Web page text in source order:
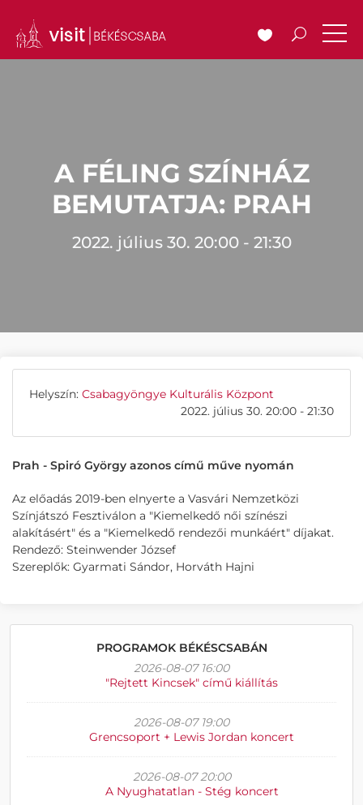
A FÉLING SZÍNHÁZ
BEMUTATJA: PRAH
2022. július 30. 20:00 - 21:30
Helyszín: Csabagyöngye Kulturális Központ
2022. július 30. 20:00 - 21:30
Prah - Spiró György azonos című műve nyomán
Az előadás 2019-ben elnyerte a Vasvári Nemzetközi
Színjátszó Fesztiválon a "Kiemelkedő női színészi
alakításért" és a "Kiemelkedő rendezői munkáért" díjakat.
Rendező: Steinwender József
Szereplők: Gyarmati Sándor, Horváth Hajni
PROGRAMOK BÉKÉSCSABÁN
2026-08-07 16:00
"Rejtett Kincsek" című kiállítás
2026-08-07 19:00
Grencsoport + Lewis Jordan koncert
2026-08-07 20:00
A Nyughatatlan - Stég koncert